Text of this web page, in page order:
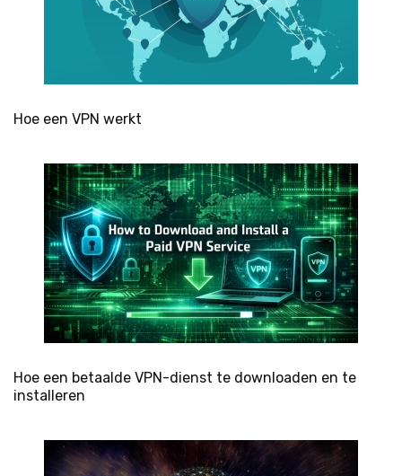
Hoe een VPN werkt
Hoe een betaalde VPN-dienst te downloaden en te
installeren